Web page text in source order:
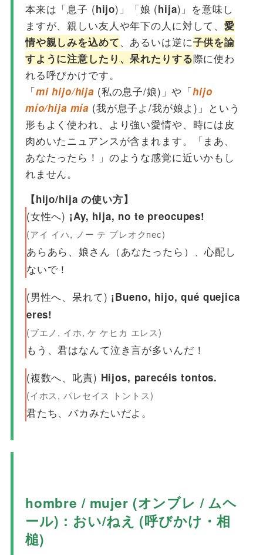
本来は「息子 (hijo)」「娘 (hija)」を意味し
ますが、親しい友人や年下の人に対して、愛
情や親しみを込めて、あるいは逆に子供を諭
すように注意したり、呆れたりする際に使わ
れる呼びかけです。
「mi hijo/hija (私の息子/娘)」や「hijo
mío/hija mía (我が息子よ/我が娘よ)」という
形もよく使われ、より強い愛情や、時には皮
肉めいたニュアンスが含まれます。「まあ、
あなたったら！」のような感覚に近いかもし
れません。
【hijo/hija の使い方】
(女性へ) ¡Ay, hija, no te preocupes!
(アイ イハ, ノー テ プレオクпес)
あらあら、娘さん（あなたったら）、心配し
ないで！
(男性へ、呆れて) ¡Bueno, hijo, qué quejica
eres!
(ブエノ, イホ, ケ ケヒカ エレス)
もう、君はなんて泣き言が多いんだ！
(複数へ、叱責) Hijos, parecéis tontos.
(イホス, パレセイス トントス)
君たち、バカみたいだよ。
hombre / mujer (オンブレ / ムヘ
ール)：おい/ねえ (呼びかけ・相
槌)